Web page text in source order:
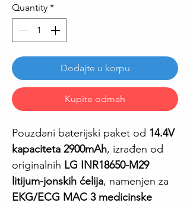
Quantity *
Dodajte u korpu
Kupite odmah
Pouzdani baterijski paket od 14.4V
kapaciteta 2900mAh, izrađen od
originalnih LG INR18650-M29
litijum-jonskih ćelija, namenjen za
EKG/ECG MAC 3 medicinske